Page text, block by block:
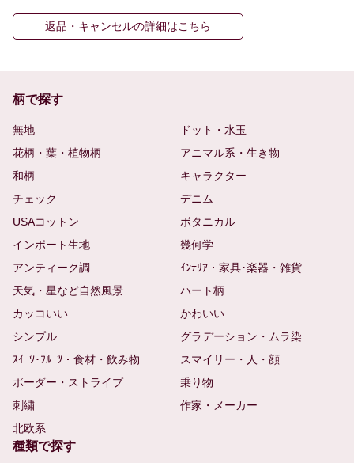
返品・キャンセルの詳細はこちら
柄で探す
無地
ドット・水玉
花柄・葉・植物柄
アニマル系・生き物
和柄
キャラクター
チェック
デニム
USAコットン
ボタニカル
インポート生地
幾何学
アンティーク調
ｲﾝﾃﾘｱ・家具･楽器・雑貨
天気・星など自然風景
ハート柄
カッコいい
かわいい
シンプル
グラデーション・ムラ染
ｽｲｰﾂ･ﾌﾙｰﾂ・食材・飲み物
スマイリー・人・顔
ボーダー・ストライプ
乗り物
刺繍
作家・メーカー
北欧系
種類で探す